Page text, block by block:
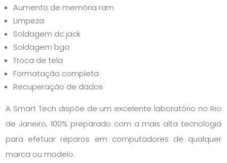
Aumento de memória ram
Limpeza
Soldagem dc jack
Soldagem bga
Troca de tela
Formatação completa
Recuperação de dados
A Smart Tech dispõe de um excelente laboratório no Rio
de Janeiro, 100% preparado com a mais alta tecnologia
para efetuar reparos em computadores de qualquer
marca ou modelo.